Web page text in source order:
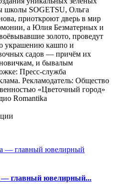
школы SOGETSU, Ольга
приоткроют дверь в мир
а Юлия Безматерных и
золото, проведут
украшению кашпо и
садов — причём их
и бывалым
Пресс-служба
Рекламодатель: Общество
«Цветочный город»
Romantika
— главный ювелирный...